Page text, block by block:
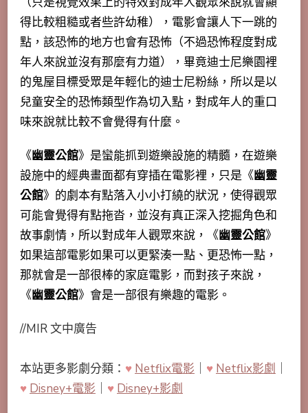
得比較粗糙或者些許幼稚），電影會讓人下一跳的
點，該恐怖的地方也會有恐怖（不過恐怖程度對成
年人來說並沒有那麼有力道），畢竟迪士尼樂園裡
的鬼屋目標受眾是年輕化的迪士尼粉絲，所以是以
兒童安全的恐怖類型作為切入點，對成年人的重口
味來說就比較不會覺得有什麼。
《幽靈公館》是蠻能抓到遊樂設施的精髓，在遊樂
設施中的經典畫面都有穿插在電影裡，只是《幽靈
公館》的劇本有點落入小小打繞的狀況，使得觀眾
可能會覺得有點拖沓，並沒有真正深入挖掘角色和
故事劇情，所以對成年人觀眾來說，《幽靈公館》
如果這部電影如果可以更緊湊一點、更恐怖一點，
那就會是一部很棒的家庭電影，而對孩子來說，
《幽靈公館》會是一部很有樂趣的電影。
//MIR 文中廣告
本站更多影劇分類： ♥ Netflix電影 ♥ Netflix影劇
♥ Disney+電影 ♥ Disney+影劇